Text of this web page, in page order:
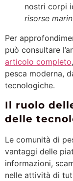
nostri corpi
risorse
Per
può consultare
articolo completo
pesca moderna,
tecnologiche.
Il ruolo
delle
Le comunità di
vantaggi delle
informazioni,
nelle attività di